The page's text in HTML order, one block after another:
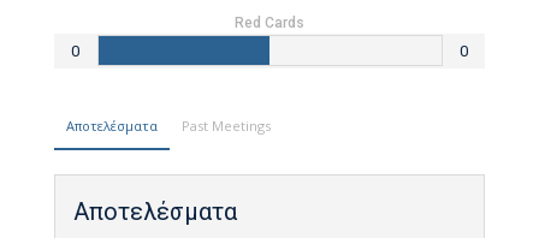
Red Cards
0 0
Αποτελέσματα Past Meetings
Αποτελέσματα